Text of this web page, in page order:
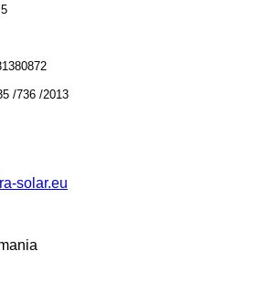
/736 /2013
solar.eu